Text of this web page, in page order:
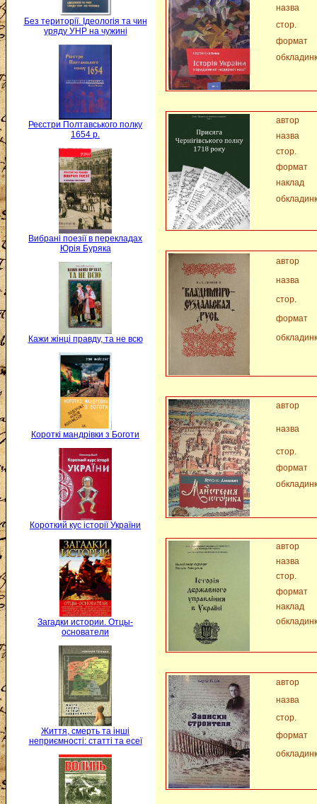
Без території. Ідеологія та чин
уряду УНР на чужині
Реєстри Полтавського полку
1654 р.
Вибрані поезії в перекладах
Юрія Буряка
Кажи жінці правду, та не всю
Короткі мандрівки з Боготи
Короткий кус історії України
Загадки истории. Отцы-
основатели
Життя, смерть та інші
неприємності: статті та есеї
назва
стор.
формат
автор
назва
стор.
формат
наклад
автор
назва
стор.
формат
автор
назва
стор.
формат
автор
назва
стор.
формат
наклад
автор
назва
стор.
формат